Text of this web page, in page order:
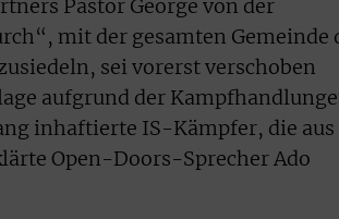
Pastor George von der
mit der gesamten Gemeinde
sei vorerst verschoben
aufgrund der
inhaftierte IS-Kämpfer, die aus
Open-Doors-Sprecher Ado